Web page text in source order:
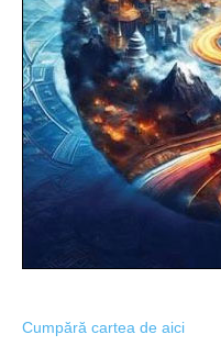
Cumpără cartea de aici